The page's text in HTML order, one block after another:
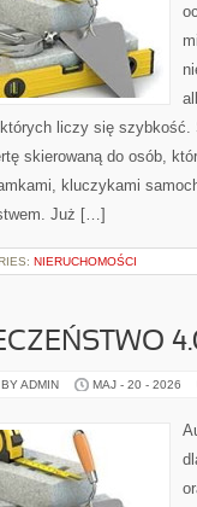
liczy się szybkość.
skierowaną do osób,
kluczykami
Już […]
NIERUCHOMOŚCI
ADMIN MAJ - 20 - 2026